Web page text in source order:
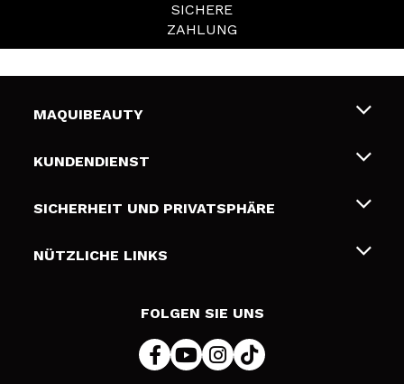
SICHERE
ZAHLUNG
MAQUIBEAUTY
Über uns
Geschenkkarten
KUNDENDIENST
Liefer- und Versandkosten
Zahlung
SICHERHEIT UND PRIVATSPHÄRE
Bedingungen und Datenschutz
NÜTZLICHE LINKS
FOLGEN SIE UNS